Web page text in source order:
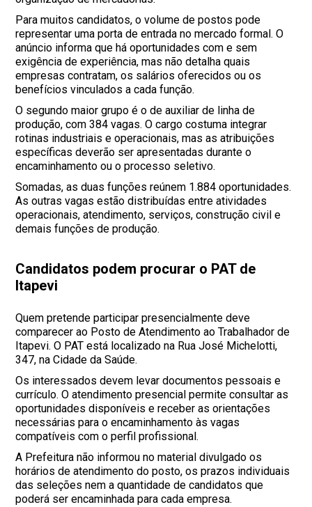
Para muitos candidatos, o volume de postos pode
representar uma porta de entrada no mercado formal. O
anúncio informa que há oportunidades com e sem
exigência de experiência, mas não detalha quais
empresas contratam, os salários oferecidos ou os
benefícios vinculados a cada função.
O segundo maior grupo é o de auxiliar de linha de
produção, com 384 vagas. O cargo costuma integrar
rotinas industriais e operacionais, mas as atribuições
específicas deverão ser apresentadas durante o
encaminhamento ou o processo seletivo.
Somadas, as duas funções reúnem 1.884 oportunidades.
As outras vagas estão distribuídas entre atividades
operacionais, atendimento, serviços, construção civil e
demais funções de produção.
Candidatos podem procurar o PAT de
Itapevi
Quem pretende participar presencialmente deve
comparecer ao Posto de Atendimento ao Trabalhador de
Itapevi. O PAT está localizado na Rua José Michelotti,
347, na Cidade da Saúde.
Os interessados devem levar documentos pessoais e
currículo. O atendimento presencial permite consultar as
oportunidades disponíveis e receber as orientações
necessárias para o encaminhamento às vagas
compatíveis com o perfil profissional.
A Prefeitura não informou no material divulgado os
horários de atendimento do posto, os prazos individuais
das seleções nem a quantidade de candidatos que
poderá ser encaminhada para cada empresa.